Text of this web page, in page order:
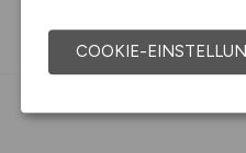
COOKIE-